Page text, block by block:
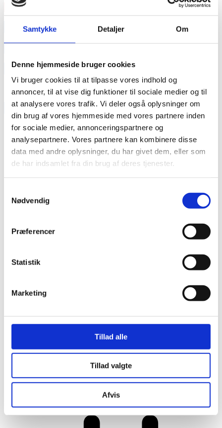
Samtykke Detaljer Om
Denne hjemmeside bruger cookies
Vi bruger cookies til at tilpasse vores indhold og
annoncer, til at vise dig funktioner til sociale medier og til
at analysere vores trafik. Vi deler også oplysninger om
din brug af vores hjemmeside med vores partnere inden
for sociale medier, annonceringspartnere og
analysepartnere. Vores partnere kan kombinere disse
data med andre oplysninger, du har givet dem, eller som
de har indsamlet fra din brug af deres tjenester.
Nødvendig
Præferencer
Statistik
Marketing
Tillad alle
Tillad valgte
Afvis
Læs mere
annonce
annonce
Like us
RAINBOW BUSINESS DENMARK
Her er alle vinderne fra årets Danish
Rainbow Awards